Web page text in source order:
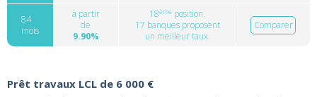
84
mois
à partir
de
9.90%
18ème position.
17 banques proposent
un meilleur taux.
Comparer
Prêt travaux LCL de 6 000 €